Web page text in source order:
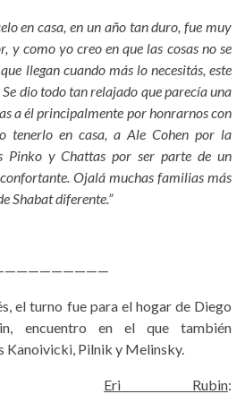
en casa, en un año tan duro, fue muy
y como yo creo en que las cosas no se
llegan cuando más lo necesitás, este
Se dio todo tan relajado que parecía una
a él principalmente por honrarnos con
tenerlo en casa, a Ale Cohen por la
Pinko y Chattas por ser parte de un
Ojalá muchas familias más
Shabat diferente.”
el turno fue para el hogar de Diego
encuentro en el que también
Kanoivicki, Pilnik y Melinsky.
Eri Rubin: